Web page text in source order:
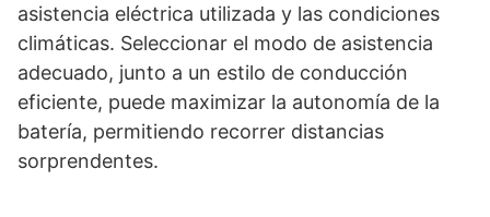
asistencia eléctrica utilizada y las condiciones
climáticas. Seleccionar el modo de asistencia
adecuado, junto a un estilo de conducción
eficiente, puede maximizar la autonomía de la
batería, permitiendo recorrer distancias
sorprendentes.